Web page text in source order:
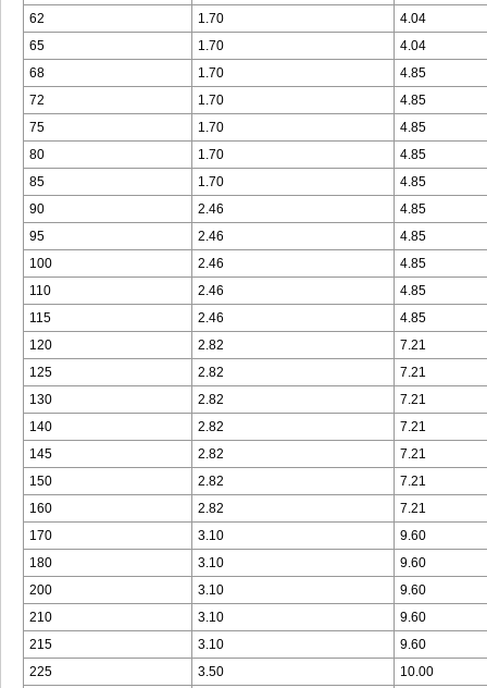
62
1.70
4.04
65
1.70
4.04
68
1.70
4.85
72
1.70
4.85
75
1.70
4.85
80
1.70
4.85
85
1.70
4.85
90
2.46
4.85
95
2.46
4.85
100
2.46
4.85
110
2.46
4.85
115
2.46
4.85
120
2.82
7.21
125
2.82
7.21
130
2.82
7.21
140
2.82
7.21
145
2.82
7.21
150
2.82
7.21
160
2.82
7.21
170
3.10
9.60
180
3.10
9.60
200
3.10
9.60
210
3.10
9.60
215
3.10
9.60
225
3.50
10.00